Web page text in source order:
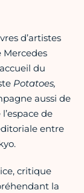
d’artistes
Mercedes
du
Potatoes,
aussi de
de
entre
critique
la